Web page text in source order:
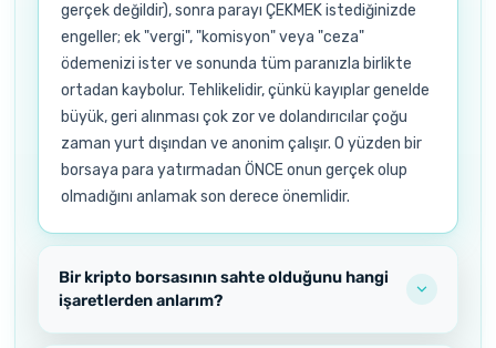
gerçek değildir), sonra parayı ÇEKMEK istediğinizde
engeller; ek "vergi", "komisyon" veya "ceza"
ödemenizi ister ve sonunda tüm paranızla birlikte
ortadan kaybolur. Tehlikelidir, çünkü kayıplar genelde
büyük, geri alınması çok zor ve dolandırıcılar çoğu
zaman yurt dışından ve anonim çalışır. O yüzden bir
borsaya para yatırmadan ÖNCE onun gerçek olup
olmadığını anlamak son derece önemlidir.
Bir kripto borsasının sahte olduğunu hangi
işaretlerden anlarım?